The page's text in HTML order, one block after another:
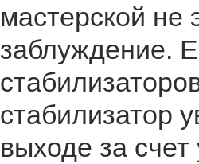
мастерской не
заблуждение.
стабилизатор
выходе за